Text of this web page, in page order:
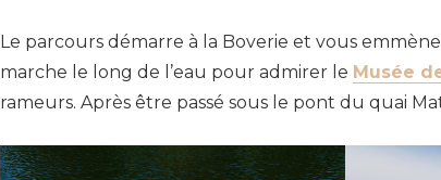
Le parcours démarre à la Boverie et vous
marche le long de l’eau pour admirer le Musée
rameurs. Après être passé sous le pont du quai